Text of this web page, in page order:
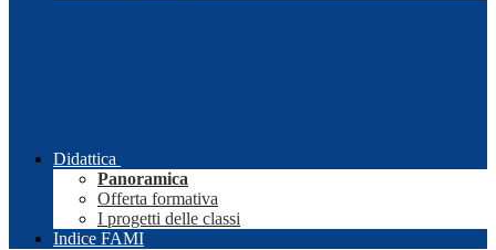
Didattica
Panoramica
Offerta formativa
I progetti delle classi
Indice FAMI